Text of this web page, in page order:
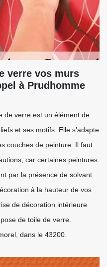
verre vos murs
à Prudhomme
de verre est un élément de
et ses motifs. Elle s’adapte
couches de peinture. Il faut
car certaines peintures
par la présence de solvant
à la hauteur de vos
de décoration intérieure
de toile de verre.
dans le 43200.